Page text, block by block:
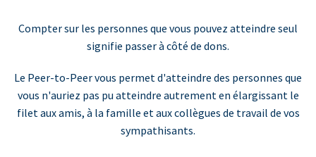
Compter sur les personnes que vous pouvez atteindre seul
signifie passer à côté de dons.
Le Peer-to-Peer vous permet d'atteindre des personnes que
vous n'auriez pas pu atteindre autrement en élargissant le
filet aux amis, à la famille et aux collègues de travail de vos
sympathisants.